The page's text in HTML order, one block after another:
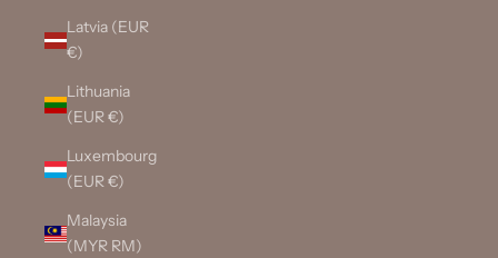
Latvia (EUR
€)
Lithuania
(EUR €)
Luxembourg
(EUR €)
Malaysia
(MYR RM)